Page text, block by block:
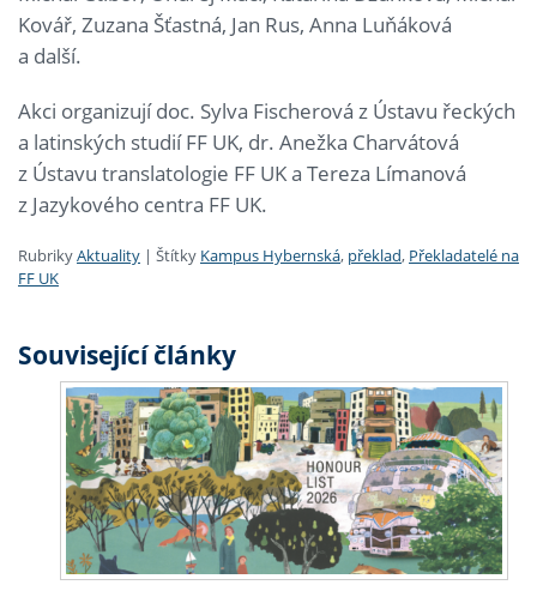
Kovář, Zuzana Šťastná, Jan Rus, Anna Luňáková
a další.
Akci organizují doc. Sylva Fischerová z Ústavu řeckých
a latinských studií FF UK, dr. Anežka Charvátová
z Ústavu translatologie FF UK a Tereza Límanová
z Jazykového centra FF UK.
RubrikyAktuality | Štítky Kampus Hybernská, překlad, Překladatelé na
FF UK
Související články